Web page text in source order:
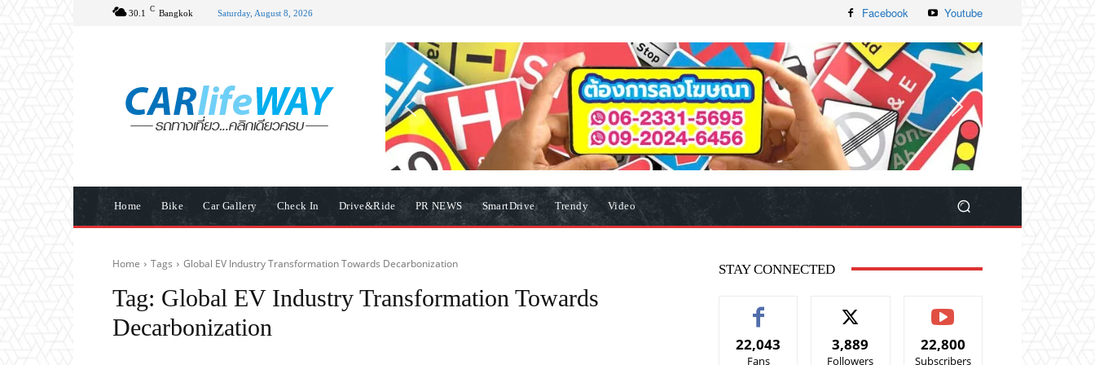
30.1 C Bangkok Saturday, August 8, 2026 Facebook Youtube
Home Bike Car Gallery Check In Drive&Ride PR NEWS SmartDrive Trendy Video
Home Tags Global EV Industry Transformation Towards Decarbonization
Tag: Global EV Industry Transformation Towards
Decarbonization
STAY CONNECTED
22,043
Fans
3,889
Followers
22,800
Subscribers